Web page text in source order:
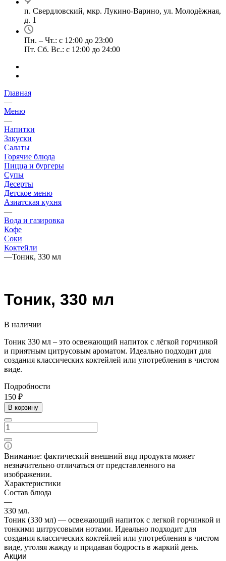
п. Свердловский, мкр. Лукино-Варино, ул. Молодёжная,
д. 1
Пн. – Чт.: с 12:00 до 23:00
Пт. Сб. Вс.: с 12:00 до 24:00
Главная
—
Меню
—
Напитки
Закуски
Салаты
Горячие блюда
Пицца и бургеры
Супы
Десерты
Детское меню
Азиатская кухня
—
Вода и газировка
Кофе
Соки
Коктейли
—Тоник, 330 мл
Тоник, 330 мл
В наличии
Тоник 330 мл – это освежающий напиток с лёгкой горчинкой
и приятным цитрусовым ароматом. Идеально подходит для
создания классических коктейлей или употребления в чистом
виде.
Подробности
150 ₽
В корзину
Внимание: фактический внешний вид продукта может
незначительно отличаться от представленного на
изображении.
Характеристики
Состав блюда
—
330 мл.
Тоник (330 мл) — освежающий напиток с легкой горчинкой и
тонкими цитрусовыми нотами. Идеально подходит для
создания классических коктейлей или употребления в чистом
виде, утоляя жажду и придавая бодрость в жаркий день.
Акции